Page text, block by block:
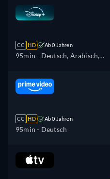
Slowakisch, Schwedisch,
Türkisch
CC HD Ab 0 Jahren
95min - Deutsch, Arabisch,
Dänisch, Griechisch, Englisch,
Spanisch, Spanisch
Französisch, Französisch
(Kanada), Hebräisch,
Koreanisch, Niederländisch,
CC HD Ab 0 Jahren
95min - Deutsch